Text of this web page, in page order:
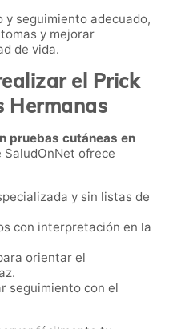
y seguimiento adecuado,
y mejorar
de vida.
el Prick
Hermanas
pruebas cutáneas en
SaludOnNet ofrece
y sin listas de
con interpretación en la
orientar el
seguimiento con el